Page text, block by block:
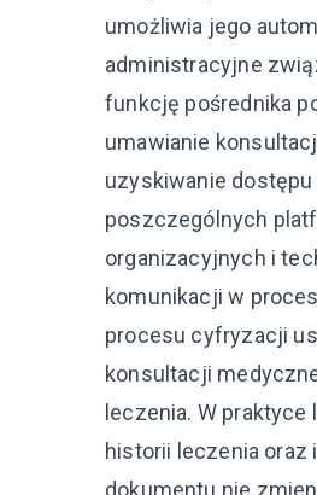
umożliwia jego
administracyjne
funkcję pośrednika
umawianie
uzyskiwanie
poszczególnych
organizacyjnych i
komunikacji w
procesu cyfryzacji
konsultacji
leczenia. W
historii leczenia